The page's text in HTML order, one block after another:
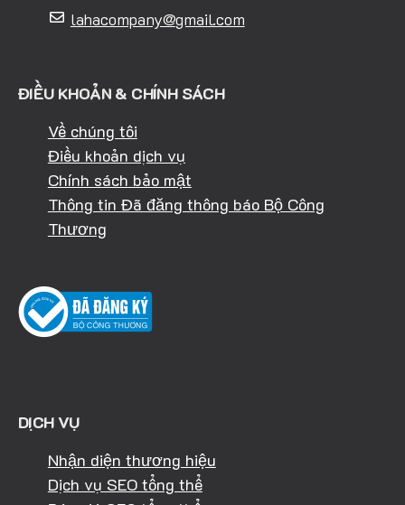
lahacompany@gmail.com
ĐIỀU KHOẢN & CHÍNH SÁCH
Về chúng tôi
Điều khoản dịch vụ
Chính sách bảo mật
Thông tin Đã đăng thông báo Bộ Công
Thương
DỊCH VỤ
Nhận diện thương hiệu
Dịch vụ SEO tổng thể